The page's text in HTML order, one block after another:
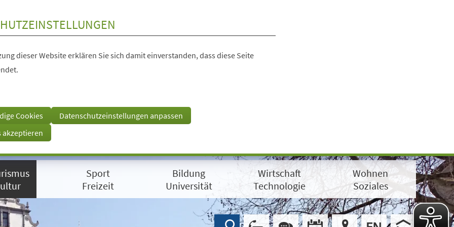
dieser Website erklären Sie sich damit einverstanden, dass diese Seite
Cookies
Datenschutzeinstellungen anpassen
akzeptieren
Sport
Freizeit
Bildung
Universität
Wirtschaft
Technologie
Wohnen
Soziales